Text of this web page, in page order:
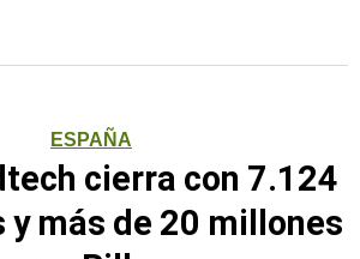
ESPAÑA
cierra con 7.124
más de 20 millones